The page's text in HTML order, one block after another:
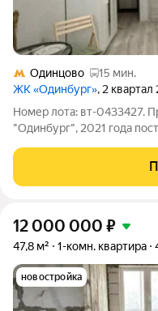
Одинцово
15 мин.
ЖК «Одинбург», 2 квартал
Номер лота: вт-0433427.
"Одинбург", 2021 года
района. Квартира с
дороги. В квартире
12 000 000 ₽
47,8 м² 1-комн. квартира
новостройка